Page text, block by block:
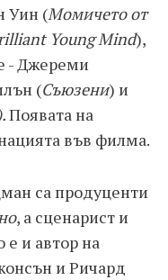
Уин (Момичето от
YoungMind),
- Джереми
(Съюзени) и
Появата на
във филма.
са продуценти
, а сценарист и
е и автор на
и Ричард